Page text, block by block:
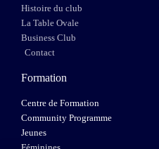
Histoire du club
La Table Ovale
Business Club
Contact
Formation
Centre de Formation
Community Programme
Jeunes